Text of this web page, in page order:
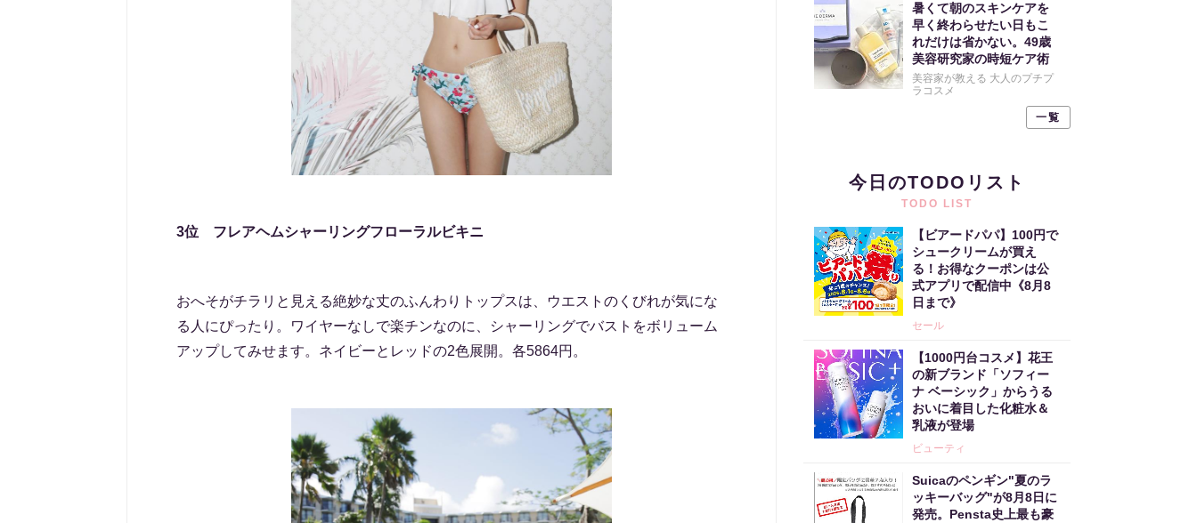
3位 フレアヘムシャーリングフローラルビキニ
おへそがチラリと見える絶妙な丈のふんわりトップスは、ウエストのくびれが気にな
る人にぴったり。ワイヤーなしで楽チンなのに、シャーリングでバストをボリューム
アップしてみせます。ネイビーとレッドの2色展開。各5864円。
暑くて朝のスキンケアを
早く終わらせたい日もこ
れだけは省かない。49歳
美容研究家の時短ケア術
美容家が教える 大人のプチプ
ラコスメ
一覧
今日のTODOリスト
TODO LIST
【ビアードパパ】100円で
シュークリームが買え
る！お得なクーポンは公
式アプリで配信中《8月8
日まで》
セール
【1000円台コスメ】花王
の新ブランド「ソフィー
ナ ベーシック」からうる
おいに着目した化粧水＆
乳液が登場
ビューティ
Suicaのペンギン"夏のラ
ッキーバッグ"が8月8日に
発売。Pensta史上最も豪